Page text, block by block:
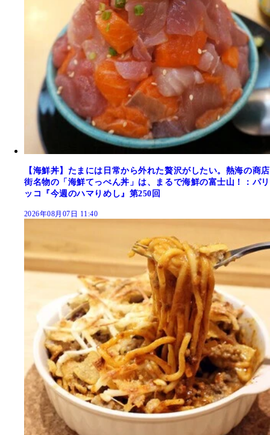
【海鮮丼】たまには日常から外れた贅沢がしたい。熱海の商店
街名物の「海鮮てっぺん丼」は、まるで海鮮の富士山！：パリ
ッコ『今週のハマりめし』第250回
2026年08月07日 11:40